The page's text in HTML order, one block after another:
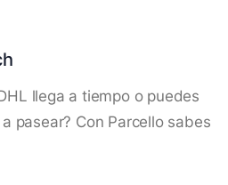
llega a tiempo o puedes
pasear? Con Parcello sabes